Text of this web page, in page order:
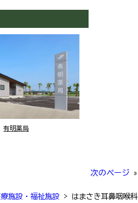
有明薬局
次のページ »
療施設・福祉施設 > はまさき耳鼻咽喉科